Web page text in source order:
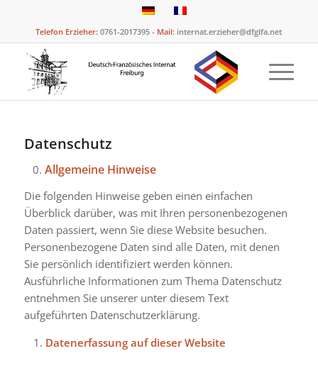
Telefon Erzieher: 0761-2017395 - Mail: internat.erzieher@dfglfa.net
Datenschutz
0. Allgemeine Hinweise
Die folgenden Hinweise geben einen einfachen
Überblick darüber, was mit Ihren personenbezogenen
Daten passiert, wenn Sie diese Website besuchen.
Personenbezogene Daten sind alle Daten, mit denen
Sie persönlich identifiziert werden können.
Ausführliche Informationen zum Thema Datenschutz
entnehmen Sie unserer unter diesem Text
aufgeführten Datenschutzerklärung.
Datenerfassung auf dieser Website